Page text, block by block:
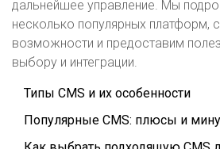
дальнейшее управление. Мы
несколько популярных платформ,
возможности и предоставим
выбору и интеграции.
Типы CMS и их особенности
Популярные CMS: плюсы и